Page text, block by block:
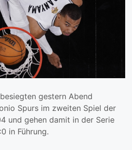
gestern Abend
Spurs im zweiten Spiel der
und gehen damit in der Serie
in Führung.